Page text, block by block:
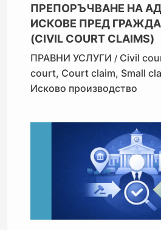
ПРЕПОРЪЧВАНЕ НА
ИСКОВЕ ПРЕД
(CIVIL COURT CLAIMS)
ПРАВНИ УСЛУГИ / Civil
court, Court claim, Small
Исково производство